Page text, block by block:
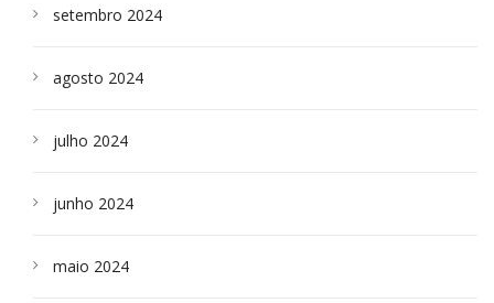
setembro 2024
agosto 2024
julho 2024
junho 2024
maio 2024